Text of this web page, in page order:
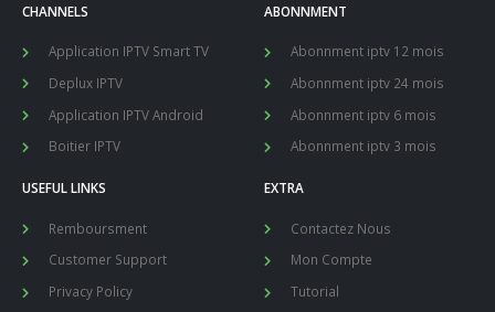
CHANNELS
Application IPTV Smart TV
Deplux IPTV
Application IPTV Android
Boitier IPTV
ABONNMENT
Abonnment iptv 12 mois
Abonnment iptv 24 mois
Abonnment iptv 6 mois
Abonnment iptv 3 mois
USEFUL LINKS
Remboursment
Customer Support
Privacy Policy
EXTRA
Contactez Nous
Mon Compte
Tutorial